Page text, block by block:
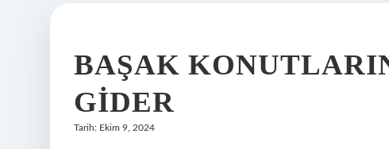
BAŞAK
GIDER
Tarih: Ekim 9, 2024